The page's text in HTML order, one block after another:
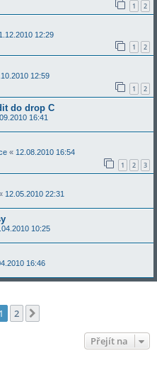
1 2
12:29
1 2
12:59
1 2
do drop C
16:41
« 12.08.2010 16:54
1 2 3
12.05.2010 22:31
10:25
16:46
1 2
Přejít na